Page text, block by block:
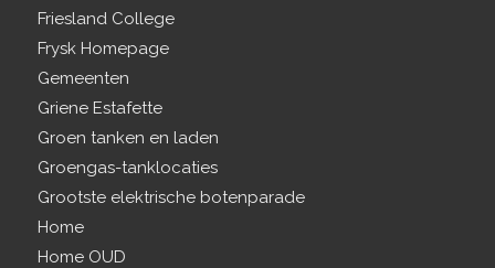
Friesland College
Frysk Homepage
Gemeenten
Griene Estafette
Groen tanken en laden
Groengas-tanklocaties
Grootste elektrische botenparade
Home
Home OUD